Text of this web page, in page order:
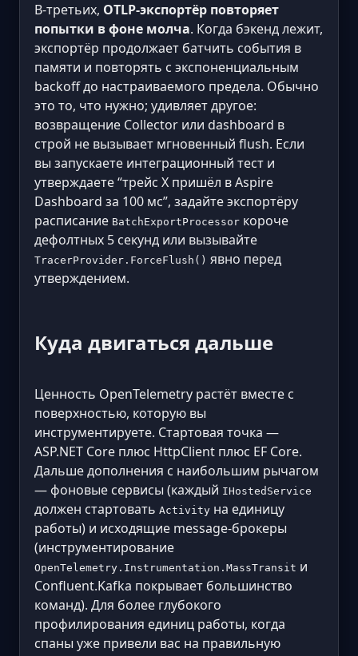
В-третьих, OTLP-экспортёр повторяет
попытки в фоне молча. Когда бэкенд лежит,
экспортёр продолжает батчить события в
памяти и повторять с экспоненциальным
backoff до настраиваемого предела. Обычно
это то, что нужно; удивляет другое:
возвращение Collector или dashboard в
строй не вызывает мгновенный flush. Если
вы запускаете интеграционный тест и
утверждаете “трейс X пришёл в Aspire
Dashboard за 100 мс”, задайте экспортёру
расписание BatchExportProcessor короче
дефолтных 5 секунд или вызывайте
TracerProvider.ForceFlush() явно перед
утверждением.
Куда двигаться дальше
Ценность OpenTelemetry растёт вместе с
поверхностью, которую вы
инструментируете. Стартовая точка —
ASP.NET Core плюс HttpClient плюс EF Core.
Дальше дополнения с наибольшим рычагом
— фоновые сервисы (каждый IHostedService
должен стартовать Activity на единицу
работы) и исходящие message-брокеры
(инструментирование
OpenTelemetry.Instrumentation.MassTransit и
Confluent.Kafka покрывает большинство
команд). Для более глубокого
профилирования единиц работы, когда
спаны уже привели вас на правильную